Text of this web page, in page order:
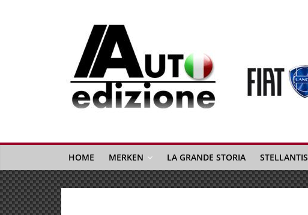
Auto
Edizione
La
Gazetta
dell'Automobile
Italiana
|
HOME MERKEN LA GRANDE STORIA STELLANTIS